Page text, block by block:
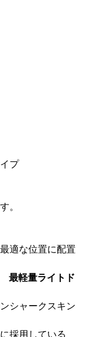
プ
。
適な位置に配置
最軽量ライトド
シャークスキン
採用している